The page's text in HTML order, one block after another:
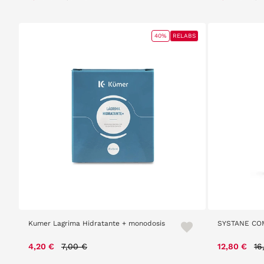
Kumer Lagrima Hidratante + monodosis
4,20 € Price reduced from
7,00 €
40% RELABS
SYSTANE
12,80 €